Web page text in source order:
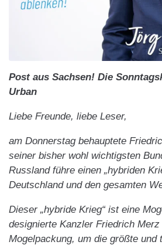
Post aus Sachsen! Die
Urban
Liebe Freunde, liebe Leser,
am Donnerstag behauptete
seiner bisher wohl wichtigsten
Russland führe einen „hybriden
Deutschland und den gesamten
Dieser „hybride Krieg“ ist eine
designierte Kanzler Friedrich
Mogelpackung, um die größte und